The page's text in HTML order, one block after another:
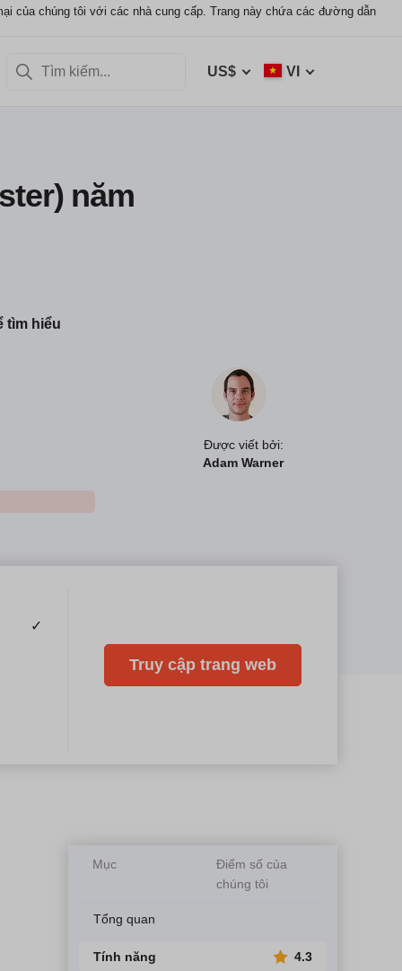
của chúng tôi với các nhà cung cấp. Trang này chứa các đường dẫn
US$ VI
năm
Được viết bởi:
Adam Warner
tìm hiểu
✓
Truy cập trang web
Mục
Điểm số của
chúng tôi
Tổng quan
Tính năng 4.3